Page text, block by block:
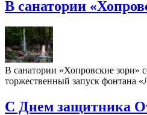
В санатории
В санатории «Хопровские зори»
торжественный запуск фонтана
С Днем защитника